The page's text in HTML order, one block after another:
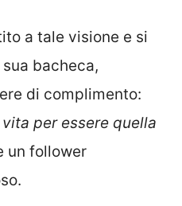
a tale visione e si
bacheca,
di complimento:
per essere quella
un follower